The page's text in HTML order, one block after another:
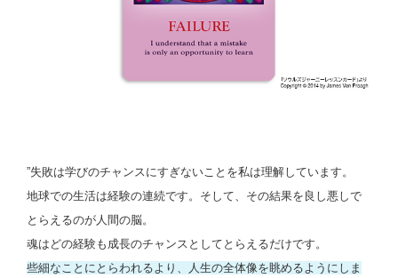
”失敗は学びのチャンスにすぎないことを私は理解しています。
地球での生活は経験の連続です。そして、その結果を良し悪しで
とらえるのが人間の脳。
魂はどの経験も成長のチャンスとしてとらえるだけです。
些細なことにとらわれるより、人生の全体像を眺めるようにしま